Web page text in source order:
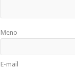
Meno
E-mail